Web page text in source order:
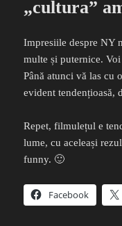
„cultura”
Impresiile despre NY
multe și puternice.
Până atunci vă las cu
evident tendențioasă,
Repet, filmulețul e
lume, cu aceleași
funny. 🙂
Facebook